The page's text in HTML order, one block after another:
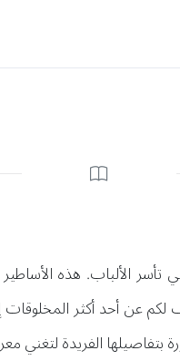
تأسر الألباب. هذه
لكم عن أحد أكثر
بتفاصيلها الفريدة لتغني